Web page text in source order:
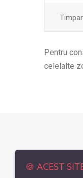
Pentru
celelalte
🍪 ACEST